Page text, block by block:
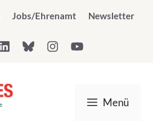
Jobs/Ehrenamt Newsletter
Menü